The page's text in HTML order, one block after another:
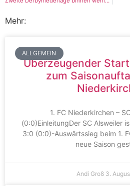
Mehr:
ALLGEMEIN
Überzeugender
zum
1. FC Niederkirchen –
(0:0)EinleitungDer SC Alsweiler
3:0 (0:0)-Auswärtssieg beim 1.
neue Saison
Andi Groß 3.